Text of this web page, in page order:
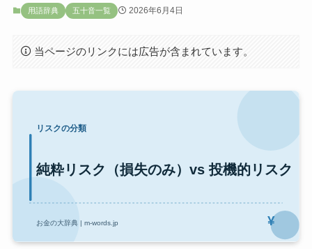
用語辞典 五十音一覧 2026年6月4日
当ページのリンクには広告が含まれています。